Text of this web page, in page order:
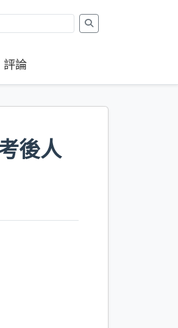
評論
後人